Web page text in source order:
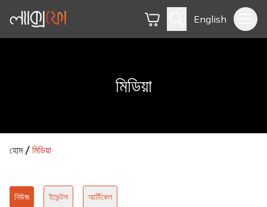
English
মিডিয়া
হোম মিডিয়া
নিউজ ইভেন্টস আর্টিকেল